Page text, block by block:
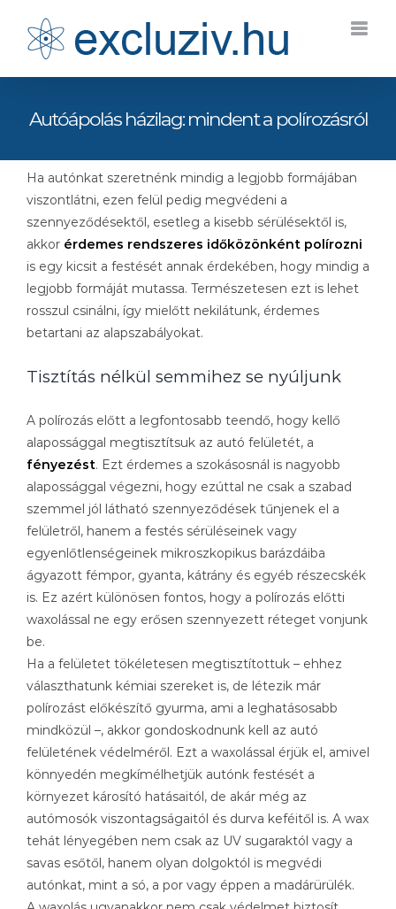
Autóápolás házilag: mindent a polírozásról
Ha autónkat szeretnénk mindig a legjobb formájában
viszontlátni, ezen felül pedig megvédeni a
szennyeződésektől, esetleg a kisebb sérülésektől is,
akkor érdemes rendszeres időközönként polírozni
is egy kicsit a festését annak érdekében, hogy mindig a
legjobb formáját mutassa. Természetesen ezt is lehet
rosszul csinálni, így mielőtt nekilátunk, érdemes
betartani az alapszabályokat.
Tisztítás nélkül semmihez se nyúljunk
A polírozás előtt a legfontosabb teendő, hogy kellő
alapossággal megtisztítsuk az autó felületét, a
fényezést. Ezt érdemes a szokásosnál is nagyobb
alapossággal végezni, hogy ezúttal ne csak a szabad
szemmel jól látható szennyeződések tűnjenek el a
felületről, hanem a festés sérüléseinek vagy
egyenlőtlenségeinek mikroszkopikus barázdáiba
ágyazott fémpor, gyanta, kátrány és egyéb részecskék
is. Ez azért különösen fontos, hogy a polírozás előtti
waxolással ne egy erősen szennyezett réteget vonjunk
be.
Ha a felületet tökéletesen megtisztítottuk – ehhez
választhatunk kémiai szereket is, de létezik már
polírozást előkészítő gyurma, ami a leghatásosabb
mindközül –, akkor gondoskodnunk kell az autó
felületének védelméről. Ezt a waxolással érjük el, amivel
könnyedén megkímélhetjük autónk festését a
környezet károsító hatásaitól, de akár még az
autómosók viszontagságaitól és durva keféitől is. A wax
tehát lényegében nem csak az UV sugaraktól vagy a
savas esőtől, hanem olyan dolgoktól is megvédi
autónkat, mint a só, a por vagy éppen a madárürülék.